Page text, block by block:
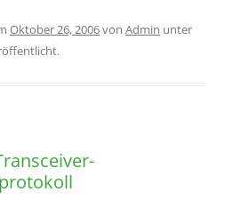
Oktober 26, 2006von Admin unter